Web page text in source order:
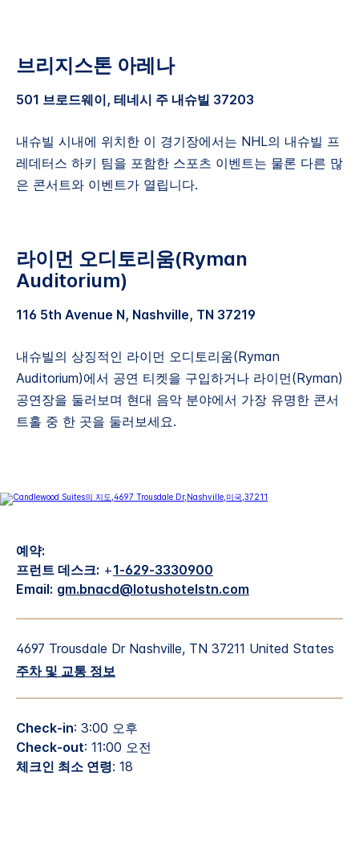
브리지스톤 아레나
501 브로드웨이, 테네시 주 내슈빌 37203
내슈빌 시내에 위치한 이 경기장에서는 NHL의 내슈빌 프
레데터스 하키 팀을 포함한 스포츠 이벤트는 물론 다른 많
은 콘서트와 이벤트가 열립니다.
라이먼 오디토리움(Ryman
Auditorium)
116 5th Avenue N, Nashville, TN 37219
내슈빌의 상징적인 라이먼 오디토리움(Ryman
Auditorium)에서 공연 티켓을 구입하거나 라이먼(Ryman)
공연장을 둘러보며 현대 음악 분야에서 가장 유명한 콘서
트홀 중 한 곳을 둘러보세요.
예약:
프런트 데스크: +1-629-3330900
Email: gm.bnacd@lotushotelstn.com
4697 Trousdale Dr Nashville, TN 37211 United States
주차 및 교통 정보
Check-in: 3:00 오후
Check-out: 11:00 오전
체크인 최소 연령: 18